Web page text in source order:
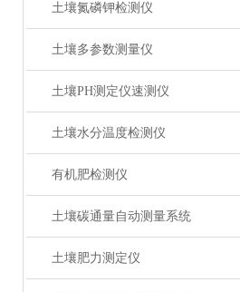
土壤氮磷钾检测仪
土壤多参数测量仪
土壤PH测定仪速测仪
土壤水分温度检测仪
有机肥检测仪
土壤碳通量自动测量系统
土壤肥力测定仪